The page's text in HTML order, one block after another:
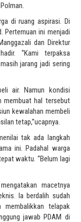
di ruang aspirasi. Di
Pertemuan ini menjadi
dan Direktur
“Kami terpaksa
jarang jadi sering
air. Namun kondisi
membuat hal tersebut
kewalahan membeli
tetap,”ucapnya.
tak ada langkah
ini. Padahal warga
waktu. “Belum lagi
macetnya
Ia berdalih sudah
membalikkan telapak
jawab PDAM di